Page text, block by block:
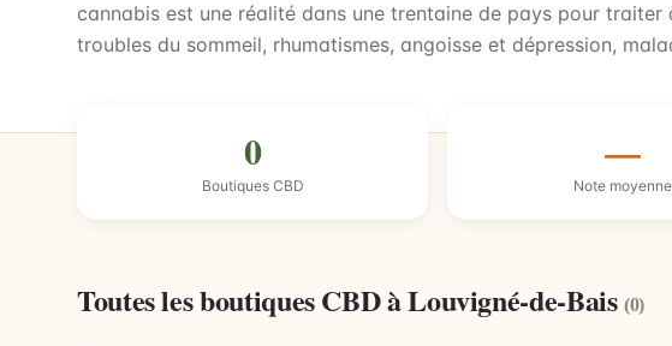
cannabis est une réalité dans une trentaine de pays pour traiter
troubles du sommeil, rhumatismes, angoisse et dépression,
0
Boutiques CBD
—
Note moyenne
Toutes les boutiques CBD à Louvigné-de-Bais(0)